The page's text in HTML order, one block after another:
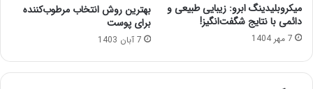
میکروبلیدینگ ابرو: زیبایی طبیعی و
دائمی با نتایج شگفت‌انگیز!
7 مهر 1404
بهترین روش انتخاب مرطوب‌کننده
برای پوست‌
7 آبان 1403